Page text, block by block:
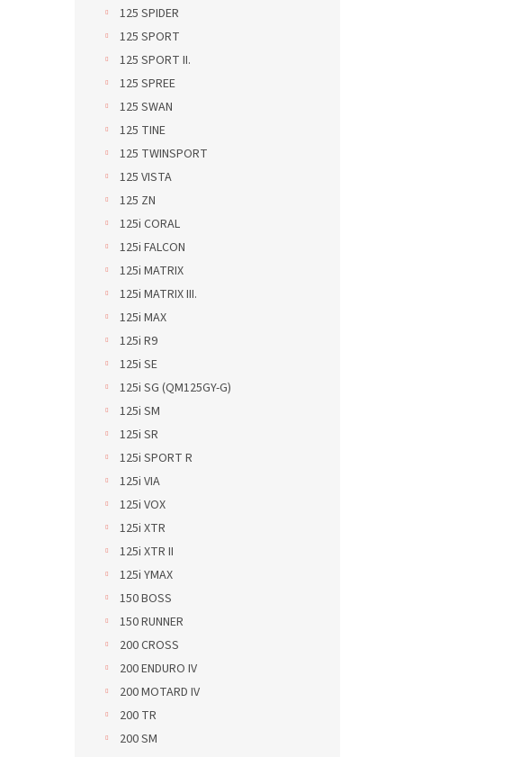
125 SPIDER
125 SPORT
125 SPORT II.
125 SPREE
125 SWAN
125 TINE
125 TWINSPORT
125 VISTA
125 ZN
125i CORAL
125i FALCON
125i MATRIX
125i MATRIX III.
125i MAX
125i R9
125i SE
125i SG (QM125GY-G)
125i SM
125i SR
125i SPORT R
125i VIA
125i VOX
125i XTR
125i XTR II
125i YMAX
150 BOSS
150 RUNNER
200 CROSS
200 ENDURO IV
200 MOTARD IV
200 TR
200 SM